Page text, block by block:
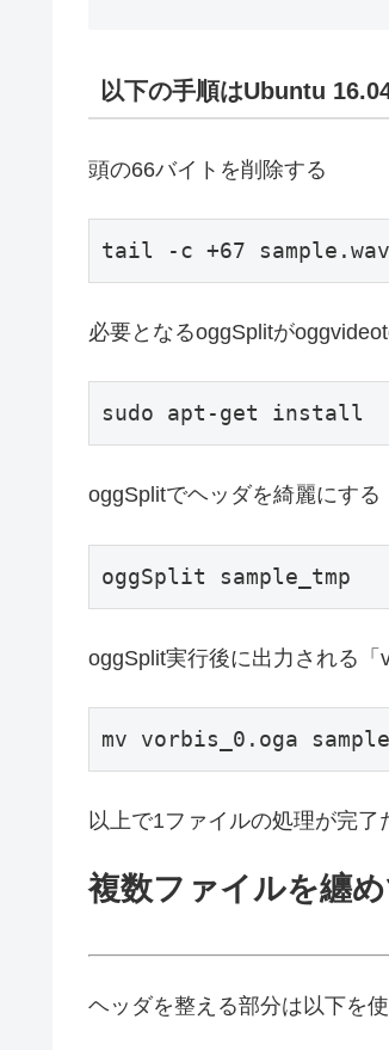
以下の手順はUbuntu
頭の66バイトを削除する
必要となるoggSplitが
oggSplitでヘッダを綺麗にする
oggSplit実行後に出力される
以上で1ファイルの処理が完了
複数ファイルを纏
ヘッダを整える部分は以下を